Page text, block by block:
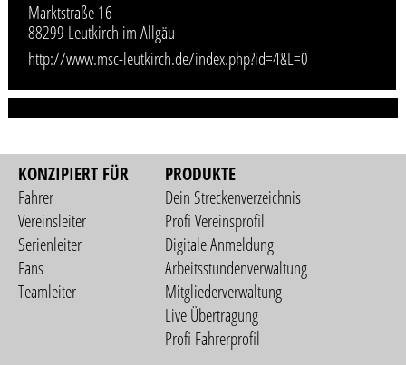
Marktstraße 16
88299 Leutkirch im Allgäu
http://www.msc-leutkirch.de/index.php?id=4&L=0
KONZIPIERT FÜR
Fahrer
Vereinsleiter
Serienleiter
Fans
Teamleiter
PRODUKTE
Dein Streckenverzeichnis
Profi Vereinsprofil
Digitale Anmeldung
Arbeitsstundenverwaltung
Mitgliederverwaltung
Live Übertragung
Profi Fahrerprofil